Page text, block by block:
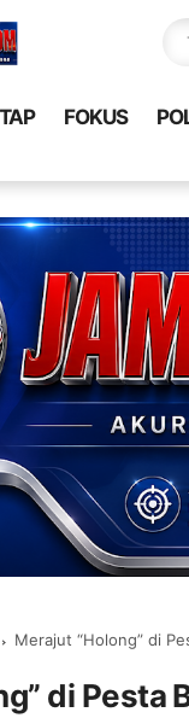
FOKUS
Merajut “Holong” di
di Pesta